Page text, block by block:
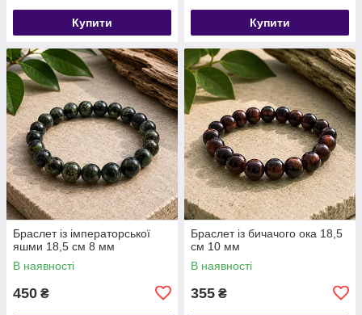
Купити Купити
Браслет із імператорської
яшми 18,5 см 8 мм
В наявності
450 ₴
Браслет із бичачого ока 18,5
см 10 мм
В наявності
355 ₴